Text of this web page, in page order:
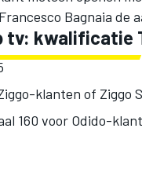
Francesco Bagnaia de
tv: kwalificatie
klanten of Ziggo
160 voor Odido-